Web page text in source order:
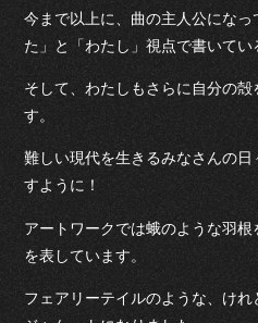
今まで以上に、曲の主人公にな
た」と「わたし」視点で書いてい
そして、わたしもさらに自分の
す。
難しい現代を生きるみなさんの
すように！
アートワークでは蛾のような羽
を表しています。
フェアリーテイルのような、け